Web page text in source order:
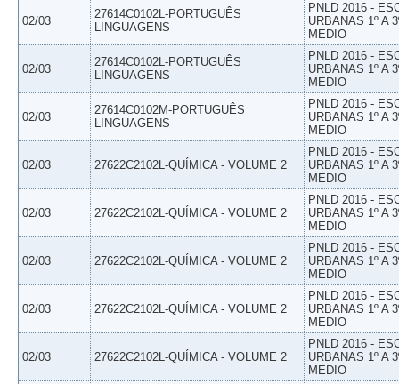
02/03
27614C0102L-PORTUGUÊS
LINGUAGENS
PNLD 2016 -
URBANAS 1º A
MEDIO
02/03
27614C0102L-PORTUGUÊS
LINGUAGENS
PNLD 2016 -
URBANAS 1º A
MEDIO
02/03
27614C0102M-PORTUGUÊS
LINGUAGENS
PNLD 2016 -
URBANAS 1º A
MEDIO
02/03 27622C2102L-QUÍMICA - VOLUME 2
PNLD 2016 -
URBANAS 1º A
MEDIO
02/03 27622C2102L-QUÍMICA - VOLUME 2
PNLD 2016 -
URBANAS 1º A
MEDIO
02/03 27622C2102L-QUÍMICA - VOLUME 2
PNLD 2016 -
URBANAS 1º A
MEDIO
02/03 27622C2102L-QUÍMICA - VOLUME 2
PNLD 2016 -
URBANAS 1º A
MEDIO
02/03 27622C2102L-QUÍMICA - VOLUME 2
PNLD 2016 -
URBANAS 1º A
MEDIO